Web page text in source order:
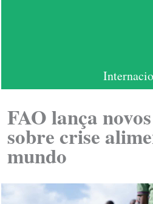
FAO lança
sobre crise
mundo